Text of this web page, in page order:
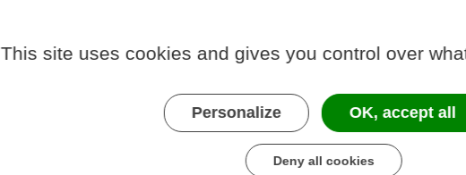
This site uses cookies and gives you control over
Personalize OK, accept all
Deny all cookies